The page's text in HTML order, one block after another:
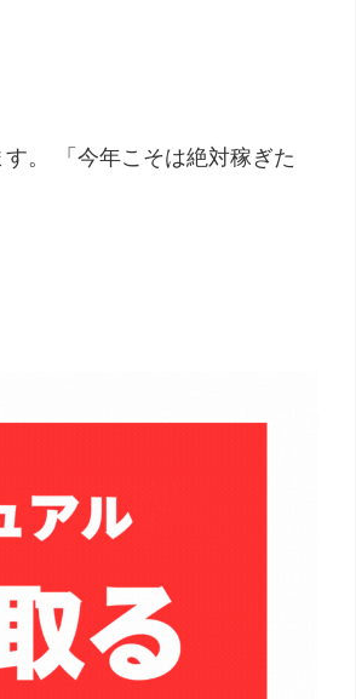
。 「今年こそは絶対稼ぎた